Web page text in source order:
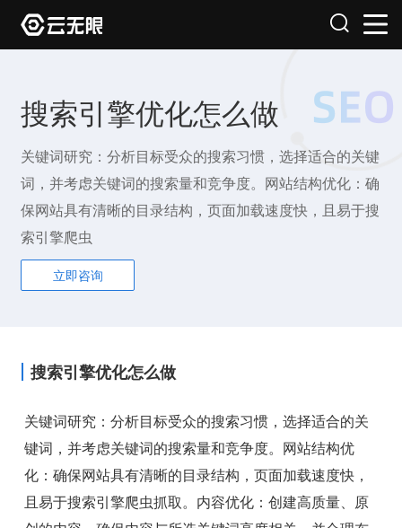
搜索引擎优化怎么做
关键词研究：分析目标受众的搜索习惯，选择适合的关键
词，并考虑关键词的搜索量和竞争度。网站结构优化：确
保网站具有清晰的目录结构，页面加载速度快，且易于搜
索引擎爬虫
立即咨询
搜索引擎优化怎么做
关键词研究：分析目标受众的搜索习惯，选择适合的关
键词，并考虑关键词的搜索量和竞争度。网站结构优
化：确保网站具有清晰的目录结构，页面加载速度快，
且易于搜索引擎爬虫抓取。内容优化：创建高质量、原